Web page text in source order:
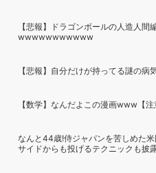
【悲報】ドラゴンボールの人造人間
wwwwwwwwwww
【悲報】自分だけが持ってる謎の
【数学】なんだよこの漫画www【注
なんと44歳!侍ジャパンを苦しめた
サイドからも投げるテクニックも披